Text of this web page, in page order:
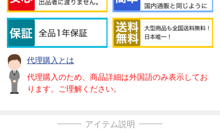
代理購入とは
代理購入のため、商品詳細は外国語のみ表示してお
ります。ご理解ください。
アイテム説明